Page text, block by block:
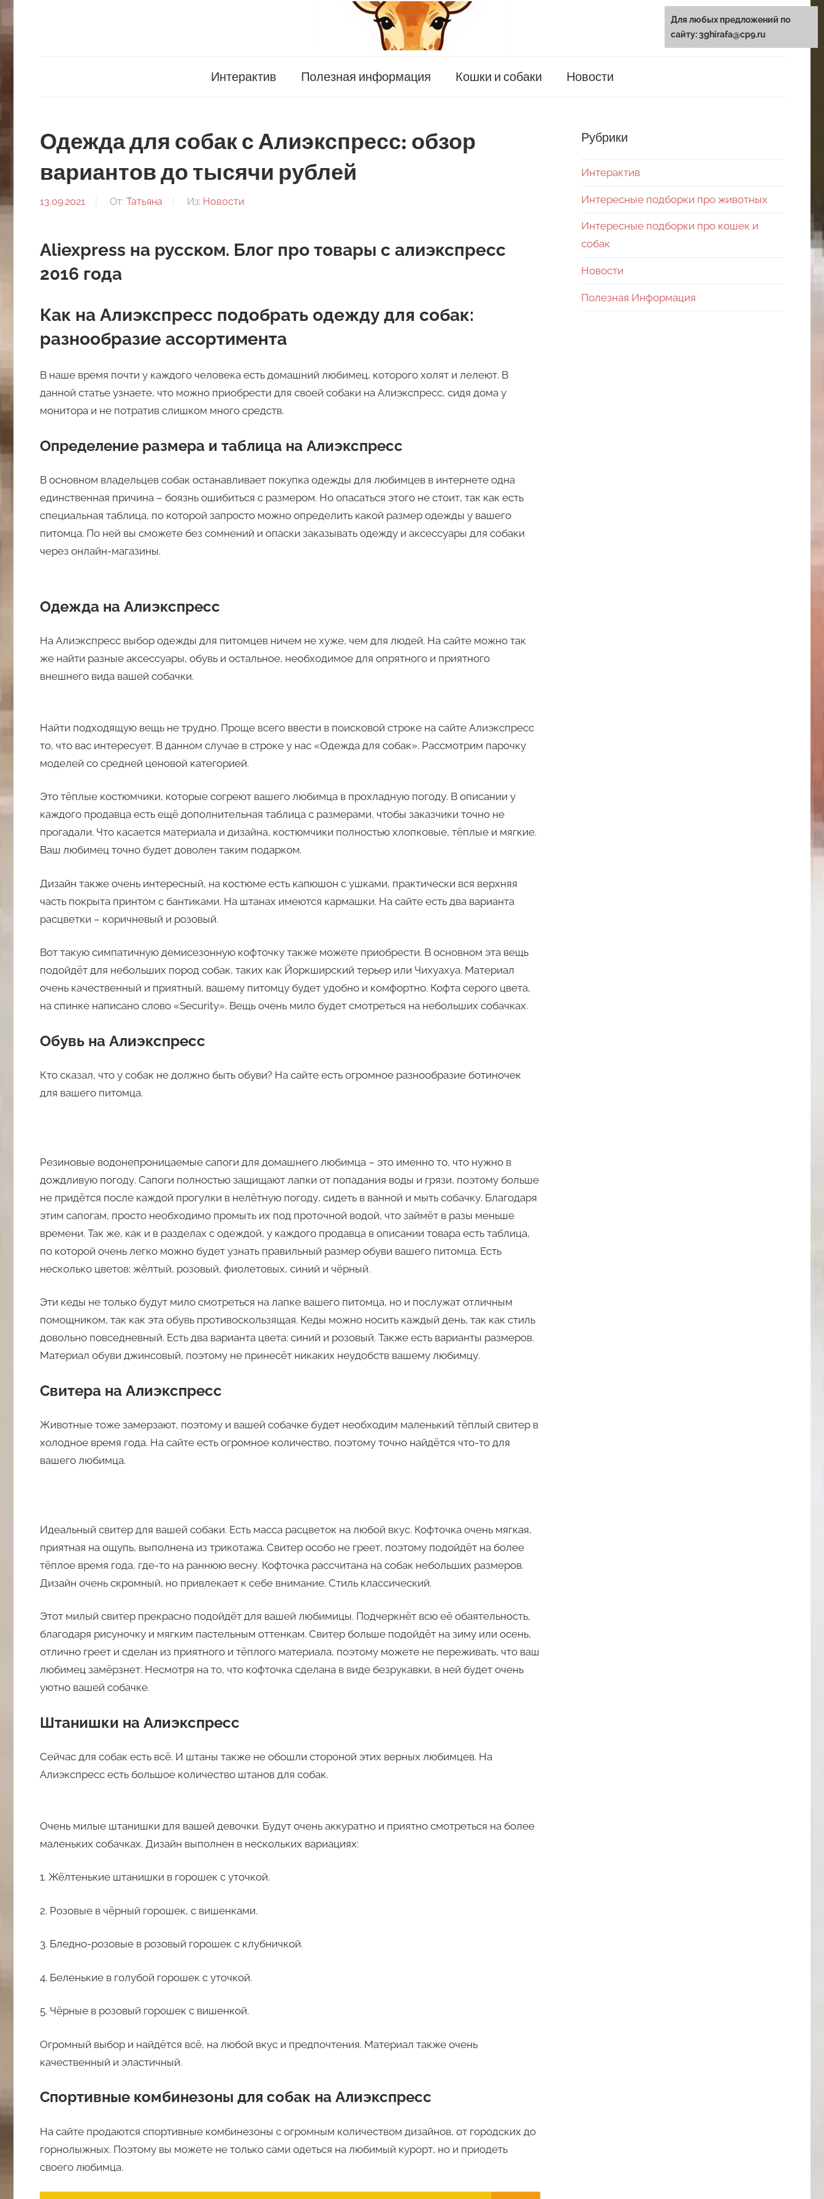
Интерактив Полезная информация Кошки и собаки Новости
Одежда для собак с Алиэкспресс: обзор
вариантов до тысячи рублей
13.09.2021 От: Татьяна Из: Новости
Aliexpress на русском. Блог про товары с алиэкспресс
2016 года
Как на Алиэкспресс подобрать одежду для собак:
разнообразие ассортимента
В наше время почти у каждого человека есть домашний любимец, которого холят и лелеют. В
данной статье узнаете, что можно приобрести для своей собаки на Алиэкспресс, сидя дома у
монитора и не потратив слишком много средств.
Определение размера и таблица на Алиэкспресс
В основном владельцев собак останавливает покупка одежды для любимцев в интернете одна
единственная причина – боязнь ошибиться с размером. Но опасаться этого не стоит, так как есть
специальная таблица, по которой запросто можно определить какой размер одежды у вашего
питомца. По ней вы сможете без сомнений и опаски заказывать одежду и аксессуары для собаки
через онлайн-магазины.
Одежда на Алиэкспресс
На Алиэкспресс выбор одежды для питомцев ничем не хуже, чем для людей. На сайте можно так
же найти разные аксессуары, обувь и остальное, необходимое для опрятного и приятного
внешнего вида вашей собачки.
Найти подходящую вещь не трудно. Проще всего ввести в поисковой строке на сайте Алиэкспресс
то, что вас интересует. В данном случае в строке у нас «Одежда для собак». Рассмотрим парочку
моделей со средней ценовой категорией.
Это тёплые костюмчики, которые согреют вашего любимца в прохладную погоду. В описании у
каждого продавца есть ещё дополнительная таблица с размерами, чтобы заказчики точно не
прогадали. Что касается материала и дизайна, костюмчики полностью хлопковые, тёплые и мягкие.
Ваш любимец точно будет доволен таким подарком.
Дизайн также очень интересный, на костюме есть капюшон с ушками, практически вся верхняя
часть покрыта принтом с бантиками. На штанах имеются кармашки. На сайте есть два варианта
расцветки – коричневый и розовый.
Вот такую симпатичную демисезонную кофточку также можете приобрести. В основном эта вещь
подойдёт для небольших пород собак, таких как Йоркширский терьер или Чихуахуа. Материал
очень качественный и приятный, вашему питомцу будет удобно и комфортно. Кофта серого цвета,
на спинке написано слово «Security». Вещь очень мило будет смотреться на небольших собачках.
Обувь на Алиэкспресс
Кто сказал, что у собак не должно быть обуви? На сайте есть огромное разнообразие ботиночек
для вашего питомца.
Резиновые водонепроницаемые сапоги для домашнего любимца – это именно то, что нужно в
дождливую погоду. Сапоги полностью защищают лапки от попадания воды и грязи, поэтому больше
не придётся после каждой прогулки в нелётную погоду, сидеть в ванной и мыть собачку. Благодаря
этим сапогам, просто необходимо промыть их под проточной водой, что займёт в разы меньше
времени. Так же, как и в разделах с одеждой, у каждого продавца в описании товара есть таблица,
по которой очень легко можно будет узнать правильный размер обуви вашего питомца. Есть
несколько цветов: жёлтый, розовый, фиолетовых, синий и чёрный.
Эти кеды не только будут мило смотреться на лапке вашего питомца, но и послужат отличным
помощником, так как эта обувь противоскользящая. Кеды можно носить каждый день, так как стиль
довольно повседневный. Есть два варианта цвета: синий и розовый. Также есть варианты размеров.
Материал обуви джинсовый, поэтому не принесёт никаких неудобств вашему любимцу.
Свитера на Алиэкспресс
Животные тоже замерзают, поэтому и вашей собачке будет необходим маленький тёплый свитер в
холодное время года. На сайте есть огромное количество, поэтому точно найдётся что-то для
вашего любимца.
Идеальный свитер для вашей собаки. Есть масса расцветок на любой вкус. Кофточка очень мягкая,
приятная на ощупь, выполнена из трикотажа. Свитер особо не греет, поэтому подойдёт на более
тёплое время года, где-то на раннюю весну. Кофточка рассчитана на собак небольших размеров.
Дизайн очень скромный, но привлекает к себе внимание. Стиль классический.
Этот милый свитер прекрасно подойдёт для вашей любимицы. Подчеркнёт всю её обаятельность,
благодаря рисуночку и мягким пастельным оттенкам. Свитер больше подойдёт на зиму или осень,
отлично греет и сделан из приятного и тёплого материала, поэтому можете не переживать, что ваш
любимец замёрзнет. Несмотря на то, что кофточка сделана в виде безрукавки, в ней будет очень
уютно вашей собачке.
Штанишки на Алиэкспресс
Сейчас для собак есть всё. И штаны также не обошли стороной этих верных любимцев. На
Алиэкспресс есть большое количество штанов для собак.
Очень милые штанишки для вашей девочки. Будут очень аккуратно и приятно смотреться на более
маленьких собачках. Дизайн выполнен в нескольких вариациях:
1. Жёлтенькие штанишки в горошек с уточкой.
2. Розовые в чёрный горошек, с вишенками.
3. Бледно-розовые в розовый горошек с клубничкой.
4. Беленькие в голубой горошек с уточкой.
5. Чёрные в розовый горошек с вишенкой.
Огромный выбор и найдётся всё, на любой вкус и предпочтения. Материал также очень
качественный и эластичный.
Спортивные комбинезоны для собак на Алиэкспресс
На сайте продаются спортивные комбинезоны с огромным количеством дизайнов, от городских до
горнолыжных. Поэтому вы можете не только сами одеться на любимый курорт, но и приодеть
своего любимца.
Рубрики
Интерактив
Интересные подборки про животных
Интересные подборки про кошек и
собак
Новости
Полезная Информация
Для любых предложений по
сайту: 3ghirafa@cp9.ru